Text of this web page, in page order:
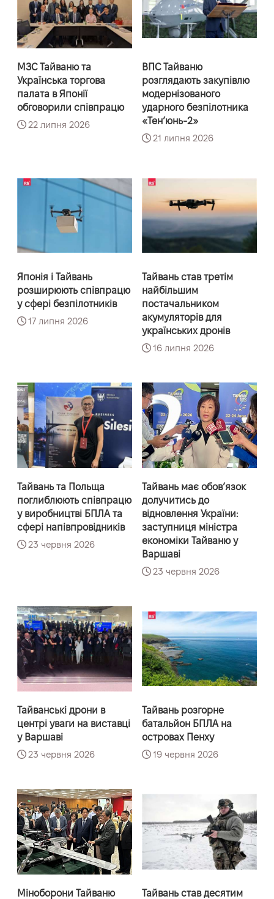
МЗС Тайваню та
Українська торгова
палата в Японії
обговорили співпрацю
22 липня 2026
ВПС Тайваню
розглядають закупівлю
модернізованого
ударного безпілотника
«Тенʼюнь-2»
21 липня 2026
Японія і Тайвань
розширюють співпрацю
у сфері безпілотників
17 липня 2026
Тайвань став третім
найбільшим
постачальником
акумуляторів для
українських дронів
16 липня 2026
Тайвань та Польща
поглиблюють співпрацю
у виробництві БПЛА та
сфері напівпровідників
23 червня 2026
Тайвань має обовʼязок
долучитись до
відновлення України:
заступниця міністра
економіки Тайваню у
Варшаві
23 червня 2026
Тайванські дрони в
центрі уваги на виставці
у Варшаві
23 червня 2026
Тайвань розгорне
батальйон БПЛА на
островах Пенху
19 червня 2026
Міноборони Тайваню
Тайвань став десятим